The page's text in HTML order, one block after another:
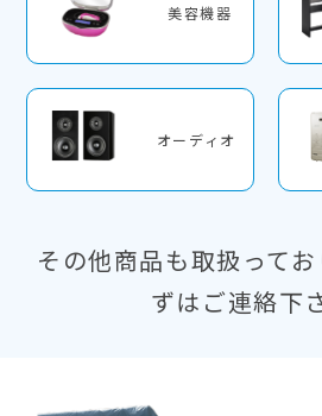
美容機器
オーディオ
その他商品も取扱って
ずはご連絡下